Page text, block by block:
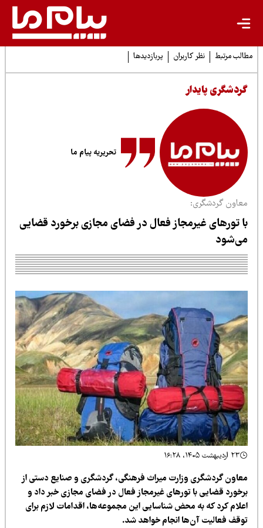
مرتبط نظر کاربران پربازدیدها
پایدار
تحریریه پیام ما
گردشگری:
تورهای غیرمجاز فعال در فضای مجازی برخورد قضایی
گردشگری وزارت میراث‌ فرهنگی، گردشگری و صنایع‌ دستی از
قضایی با تورهای غیرمجاز فعال در فضای مجازی خبر داد و
کرد که به محض شناسایی این مجموعه‌ها، اقدامات لازم برای
فعالیت آن‌ها انجام خواهد شد.